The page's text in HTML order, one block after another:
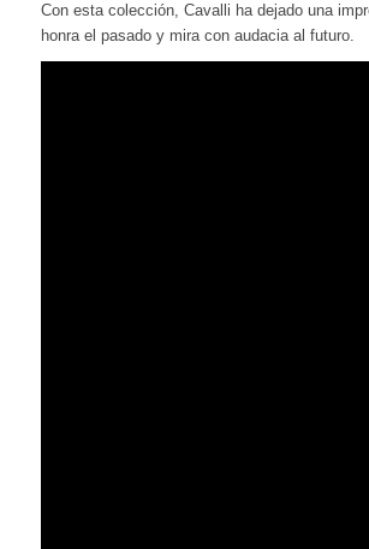
Con esta colección, Cavalli ha dejado una
honra el pasado y mira con audacia al futuro.